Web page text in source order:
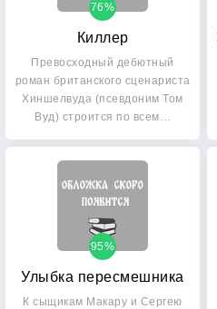
Киллер
76%
Превосходный дебютный
роман британского сценариста
Хиншелвуда (псевдоним Том
Вуд) строится по всем…
Улыбка пересмешника
95%
К сыщикам Макару и Сергею